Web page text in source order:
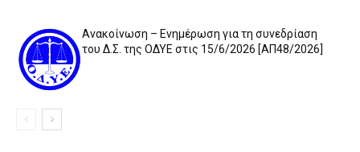
Ανακοίνωση – Ενημέρωση για τη συνεδρίαση
του Δ.Σ. της ΟΔΥΕ στις 15/6/2026 [ΑΠ48/2026]